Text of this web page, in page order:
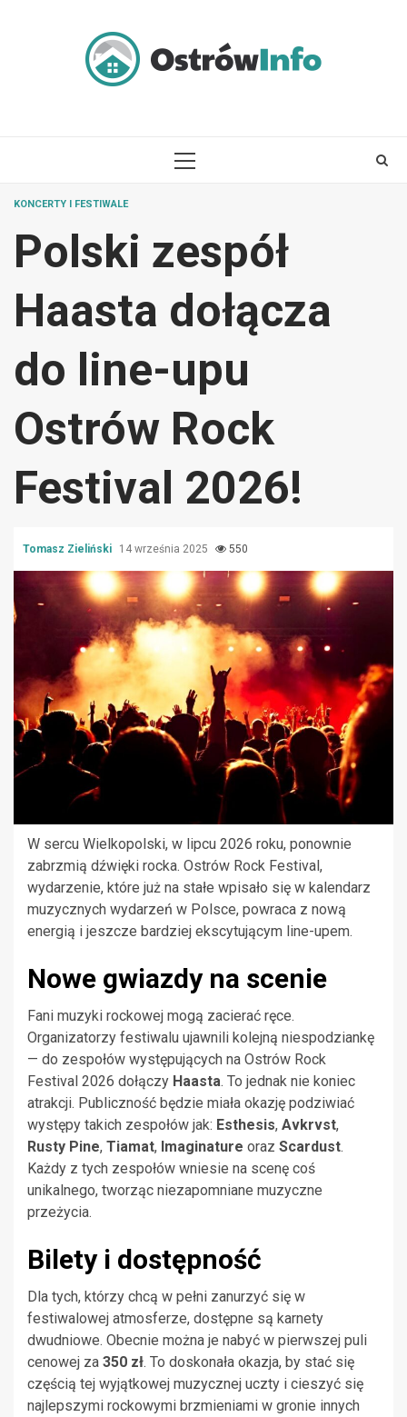
PRIMARY
KONCERTY I FESTIWALE
Polski zespół
Haasta dołącza
do line-upu
Ostrów Rock
Festival 2026!
Tomasz Zieliński 14 września 2025 550
W sercu Wielkopolski, w lipcu 2026 roku, ponownie
zabrzmią dźwięki rocka. Ostrów Rock Festival,
wydarzenie, które już na stałe wpisało się w kalendarz
muzycznych wydarzeń w Polsce, powraca z nową
energią i jeszcze bardziej ekscytującym line-upem.
Nowe gwiazdy na scenie
Fani muzyki rockowej mogą zacierać ręce.
Organizatorzy festiwalu ujawnili kolejną niespodziankę
— do zespołów występujących na Ostrów Rock
Festival 2026 dołączy Haasta. To jednak nie koniec
atrakcji. Publiczność będzie miała okazję podziwiać
występy takich zespołów jak: Esthesis, Avkrvst,
Rusty Pine, Tiamat, Imaginature oraz Scardust.
Każdy z tych zespołów wniesie na scenę coś
unikalnego, tworząc niezapomniane muzyczne
przeżycia.
Bilety i dostępność
Dla tych, którzy chcą w pełni zanurzyć się w
festiwalowej atmosferze, dostępne są karnety
dwudniowe. Obecnie można je nabyć w pierwszej puli
cenowej za 350 zł. To doskonała okazja, by stać się
częścią tej wyjątkowej muzycznej uczty i cieszyć się
najlepszymi rockowymi brzmieniami w gronie innych